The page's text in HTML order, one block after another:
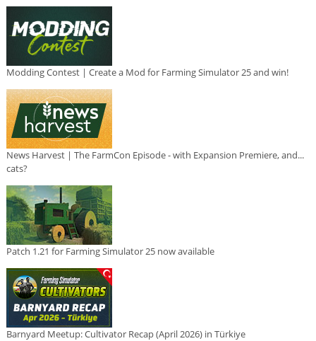
Modding Contest | Create a Mod for Farming Simulator 25 and win!
News Harvest | The FarmCon Episode - with Expansion Premiere, and...
cats?
Patch 1.21 for Farming Simulator 25 now available
Barnyard Meetup: Cultivator Recap (April 2026) in Türkiye